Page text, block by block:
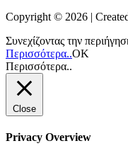
Copyright © 2026 |
Συνεχίζοντας την
Περισσότερα..ΟΚ
Περισσότερα..
Close
Privacy Overview